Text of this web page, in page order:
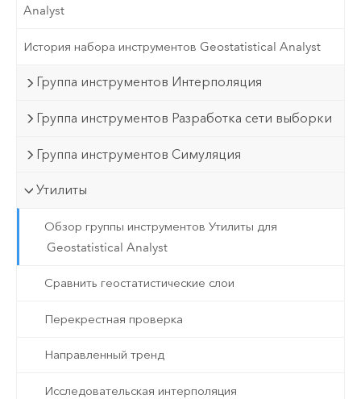
Analyst
История набора инструментов Geostatistical Analyst
Группа инструментов Интерполяция
Группа инструментов Разработка сети выборки
Группа инструментов Симуляция
Утилиты
Обзор группы инструментов Утилиты для
Geostatistical Analyst
Сравнить геостатистические слои
Перекрестная проверка
Направленный тренд
Исследовательская интерполяция